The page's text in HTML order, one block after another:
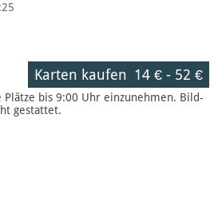
Karten kaufen 14 €- 52 €
bis 9:00 Uhr einzunehmen. Bild-
gestattet.